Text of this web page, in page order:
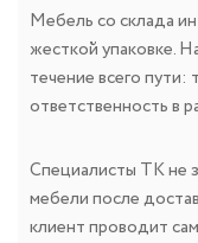
Мебель со склада
жесткой упаковке.
течение всего пути:
ответственность в
Специалисты ТК не
мебели после
клиент проводит